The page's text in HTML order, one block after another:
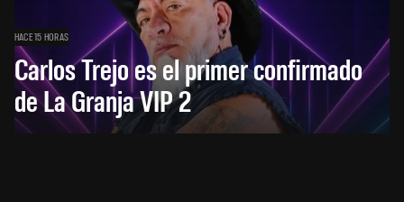
HACE 15 HORAS
Carlos Trejo es el primer confirmado
de La Granja VIP 2